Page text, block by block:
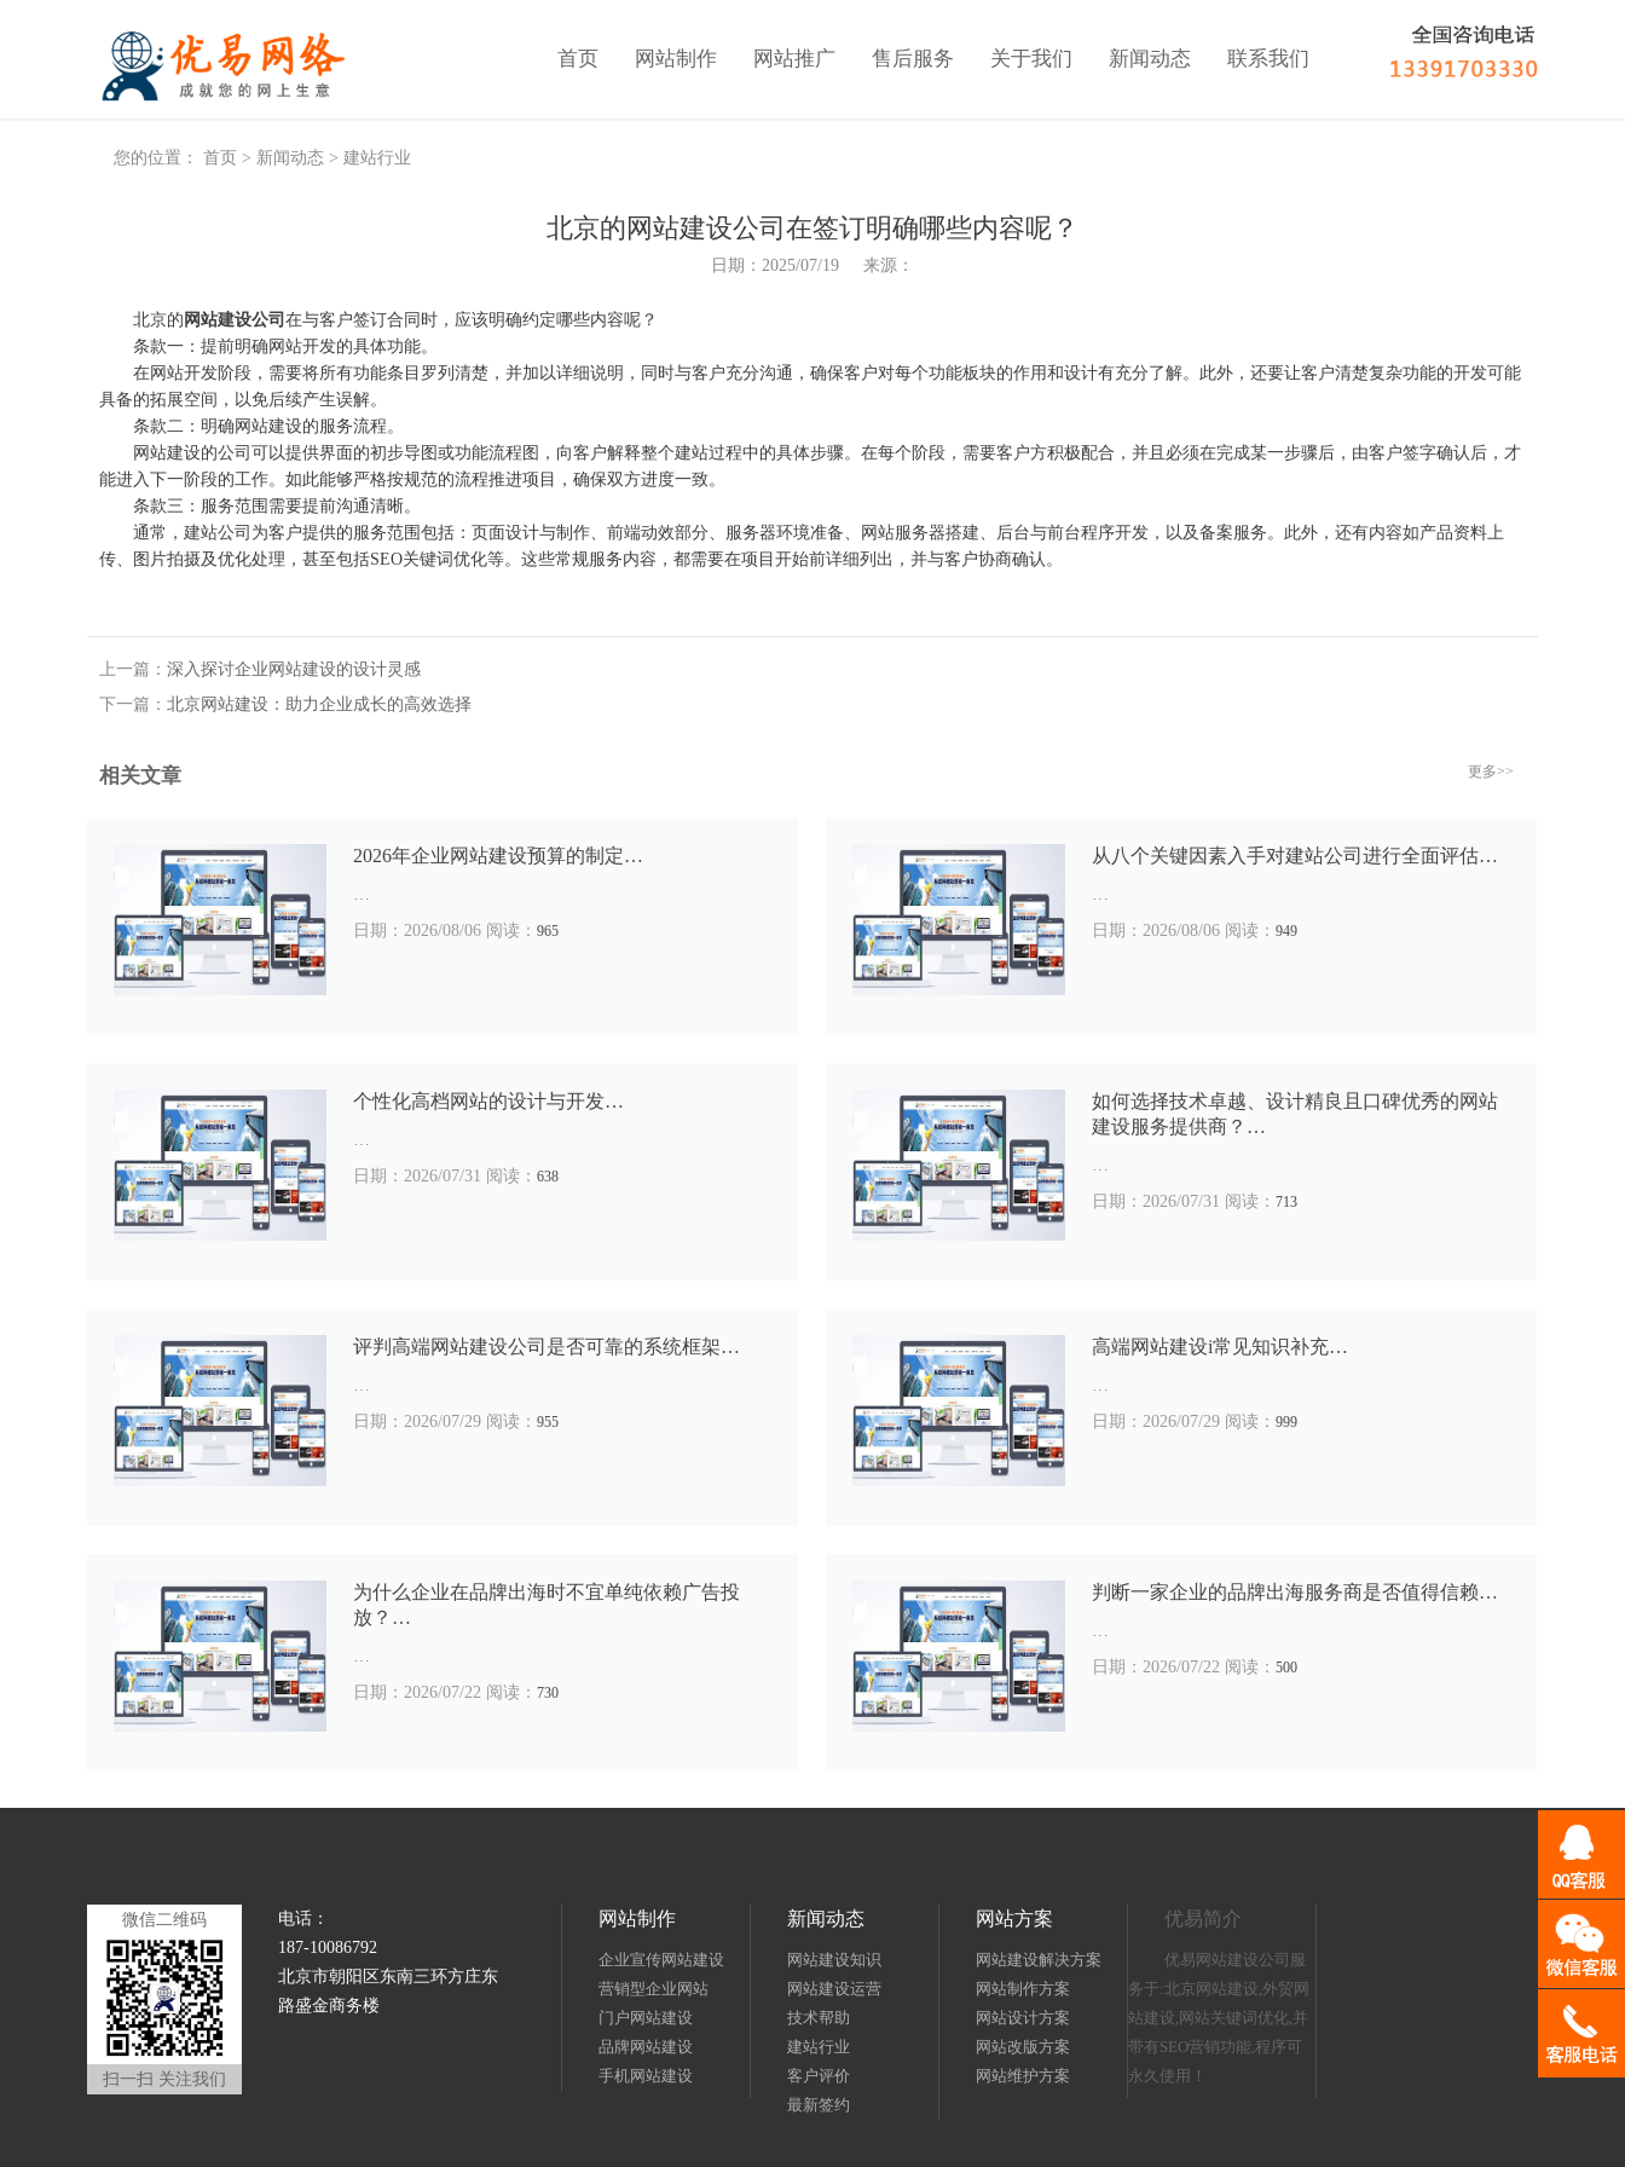
首页 网站制作 网站推广 售后服务 关于我们 新闻动态 联系我们
您的位置： 首页 > 新闻动态 > 建站行业
北京的网站建设公司在签订明确哪些内容呢？
日期：2025/07/19 来源：
北京的 网站建设公司 在与客户签订合同时，应该明确约定哪些内容呢？
条款一：提前明确网站开发的具体功能。
在网站开发阶段，需要将所有功能条目罗列清楚，并加以详细说明，同时与客户充分沟通，确保客户对每个功能板块的作用和设计有充分了解。此外，还要让客户清楚复杂功能的开发可能
具备的拓展空间，以免后续产生误解。
条款二：明确网站建设的服务流程。
网站建设的公司可以提供界面的初步导图或功能流程图，向客户解释整个建站过程中的具体步骤。在每个阶段，需要客户方积极配合，并且必须在完成某一步骤后，由客户签字确认后，才
能进入下一阶段的工作。如此能够严格按规范的流程推进项目，确保双方进度一致。
条款三：服务范围需要提前沟通清晰。
通常，建站公司为客户提供的服务范围包括：页面设计与制作、前端动效部分、服务器环境准备、网站服务器搭建、后台与前台程序开发，以及备案服务。此外，还有内容如产品资料上
传、图片拍摄及优化处理，甚至包括SEO关键词优化等。这些常规服务内容，都需要在项目开始前详细列出，并与客户协商确认。
上一篇： 深入探讨企业网站建设的设计灵感
下一篇： 北京网站建设：助力企业成长的高效选择
更多>>
相关文章
2026年企业网站建设预算的制定…
…
日期：2026/08/06 阅读： 965
从八个关键因素入手对建站公司进行全面评估…
…
日期：2026/08/06 阅读： 949
个性化高档网站的设计与开发…
…
日期：2026/07/31 阅读： 638
如何选择技术卓越、设计精良且口碑优秀的网站
建设服务提供商？…
…
日期：2026/07/31 阅读： 713
评判高端网站建设公司是否可靠的系统框架…
…
日期：2026/07/29 阅读： 955
高端网站建设i常见知识补充…
…
日期：2026/07/29 阅读： 999
为什么企业在品牌出海时不宜单纯依赖广告投
放？…
…
日期：2026/07/22 阅读： 730
判断一家企业的品牌出海服务商是否值得信赖…
…
日期：2026/07/22 阅读： 500
微信二维码
扫一扫 关注我们
电话：
187-10086792
北京市朝阳区东南三环方庄东
路盛金商务楼
网站制作
企业宣传网站建设
营销型企业网站
门户网站建设
品牌网站建设
手机网站建设
新闻动态
网站建设知识
网站建设运营
技术帮助
建站行业
客户评价
最新签约
网站方案
网站建设解决方案
网站制作方案
网站设计方案
网站改版方案
网站维护方案
优易简介
优易网站建设公司服
务于:北京网站建设,外贸网
站建设,网站关键词优化,并
带有SEO营销功能,程序可
永久使用！